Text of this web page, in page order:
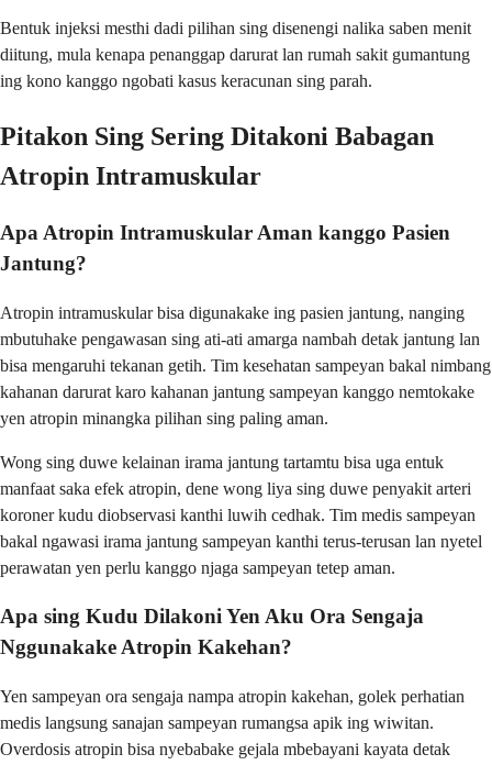
Bentuk injeksi mesthi dadi pilihan sing disenengi nalika saben menit
diitung, mula kenapa penanggap darurat lan rumah sakit gumantung
ing kono kanggo ngobati kasus keracunan sing parah.
Pitakon Sing Sering Ditakoni Babagan
Atropin Intramuskular
Apa Atropin Intramuskular Aman kanggo Pasien
Jantung?
Atropin intramuskular bisa digunakake ing pasien jantung, nanging
mbutuhake pengawasan sing ati-ati amarga nambah detak jantung lan
bisa mengaruhi tekanan getih. Tim kesehatan sampeyan bakal nimbang
kahanan darurat karo kahanan jantung sampeyan kanggo nemtokake
yen atropin minangka pilihan sing paling aman.
Wong sing duwe kelainan irama jantung tartamtu bisa uga entuk
manfaat saka efek atropin, dene wong liya sing duwe penyakit arteri
koroner kudu diobservasi kanthi luwih cedhak. Tim medis sampeyan
bakal ngawasi irama jantung sampeyan kanthi terus-terusan lan nyetel
perawatan yen perlu kanggo njaga sampeyan tetep aman.
Apa sing Kudu Dilakoni Yen Aku Ora Sengaja
Nggunakake Atropin Kakehan?
Yen sampeyan ora sengaja nampa atropin kakehan, golek perhatian
medis langsung sanajan sampeyan rumangsa apik ing wiwitan.
Overdosis atropin bisa nyebabake gejala mbebayani kayata detak